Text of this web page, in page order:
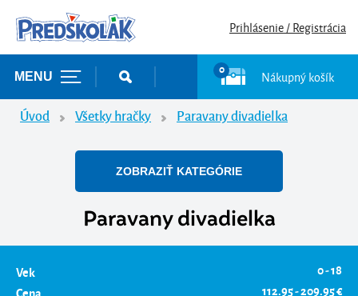
Prihlásenie / Registrácia
MENU
0 Nákupný košík
Úvod Všetky hračky Paravany divadielka
ZOBRAZIŤ KATEGÓRIE
Paravany divadielka
Vek
0 - 18
112.95 - 209.95 €